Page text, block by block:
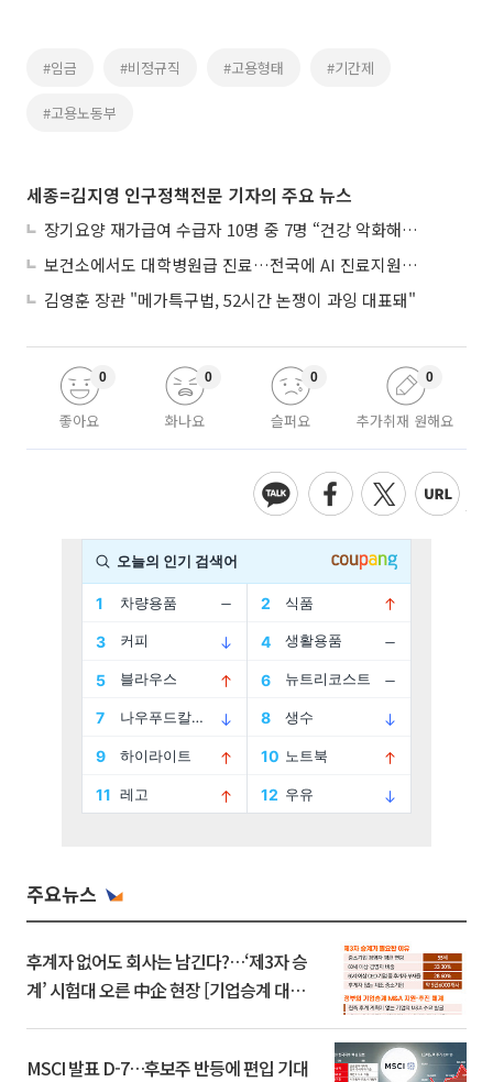
#임금 #비정규직 #고용형태 #기간제
#고용노동부
세종=김지영 인구정책전문 기자의 주요 뉴스
장기요양 재가급여 수급자 10명 중 7명 “건강 악화해도 집에서”
보건소에서도 대학병원급 진료…전국에 AI 진료지원도구 보급
김영훈 장관 "메가특구법, 52시간 논쟁이 과잉 대표돼"
좋아요
0
화나요
0
슬퍼요
0
추가취재 원해요
0
주요뉴스
후계자 없어도 회사는 남긴다?…‘제3자 승
계’ 시험대 오른 中企 현장 [기업승계 대전
MSCI 발표 D-7…후보주 반등에 편입 기대